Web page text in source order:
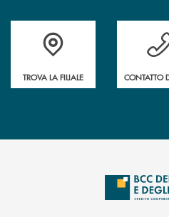
Accedi all' elenco completo delle
TROVA LA FILIALE
Hai
CONTATTO